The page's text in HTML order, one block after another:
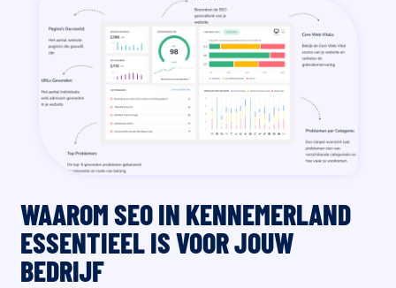
WAAROM SEO IN KENNEMERLAND
ESSENTIEEL IS VOOR JOUW
BEDRIJF